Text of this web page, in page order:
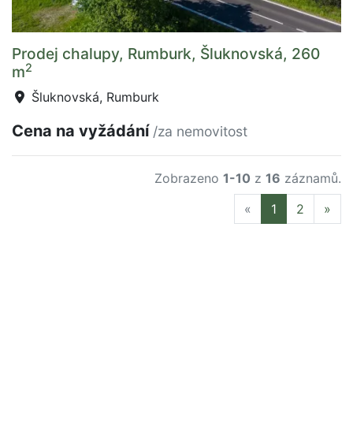
Prodej chalupy, Rumburk, Šluknovská, 260
m2
Šluknovská, Rumburk
Cena na vyžádání /za nemovitost
Zobrazeno 1-10 z 16 záznamů.
« Previous
1 2 »